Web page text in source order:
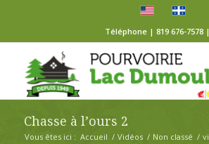
Téléphone | 819 676-7578 |
Chasse à l’ours 2
Vous êtes ici : Accueil / Vidéos / Non classé /